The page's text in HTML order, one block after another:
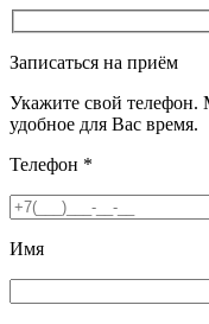
Записаться на приём
Укажите свой
удобное для Вас время.
Телефон *
Имя